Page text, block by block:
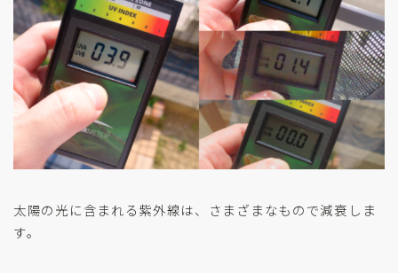
太陽の光に含まれる紫外線は、さまざまなもので減衰しま
す。